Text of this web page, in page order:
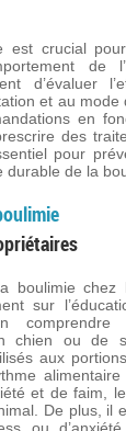
est crucial
de
d’évaluer
et au
en
des
pour
de la
boulimie chez
sur
comprendre
chien ou de
aux
et de faim,
De plus, il